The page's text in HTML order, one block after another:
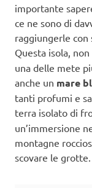
importante
ce ne sono di
raggiungerle
Questa isola,
una delle mete
anche un mare
tanti profumi e
terra isolato di
un’immersione
montagne
scovare le grotte.